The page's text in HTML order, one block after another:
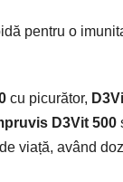
pentru o
cu picurător,
D3Vit 500
viață, având